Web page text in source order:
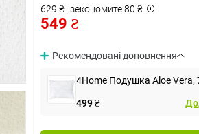
629 ₴ зекономите 80 ₴
549 ₴
Рекомендовані доповнення
4Home Подушка Aloe Vera,
499 ₴